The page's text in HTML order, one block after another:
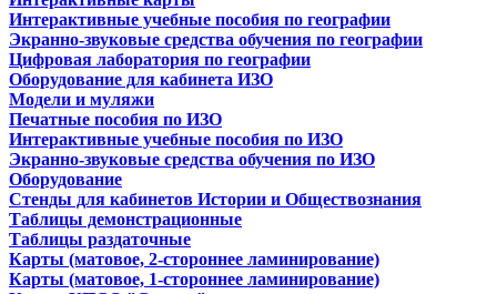
Интерактивные учебные пособия по географии
Экранно-звуковые средства обучения по географии
Цифровая лаборатория по географии
Оборудование для кабинета ИЗО
Модели и муляжи
Печатные пособия по ИЗО
Интерактивные учебные пособия по ИЗО
Экранно-звуковые средства обучения по ИЗО
Оборудование
Стенды для кабинетов Истории и Обществознания
Таблицы демонстрационные
Таблицы раздаточные
Карты (матовое, 2-стороннее ламинирование)
Карты (матовое, 1-стороннее ламинирование)